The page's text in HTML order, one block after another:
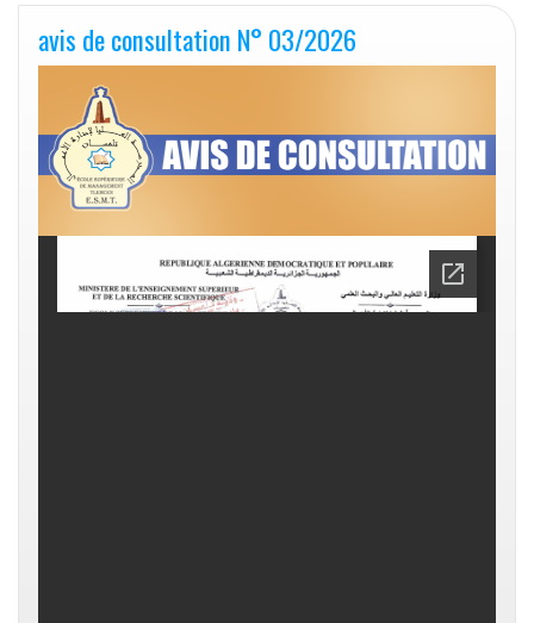
avis de consultation N° 03/2026